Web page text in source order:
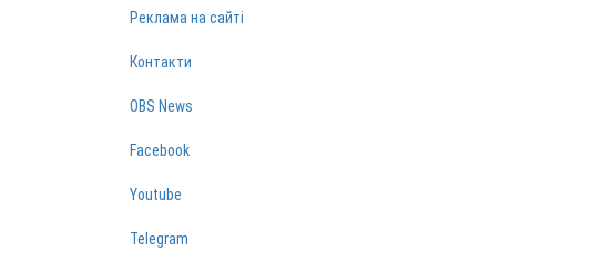
Реклама на сайті
Контакти
OBS News
Facebook
Youtube
Telegram